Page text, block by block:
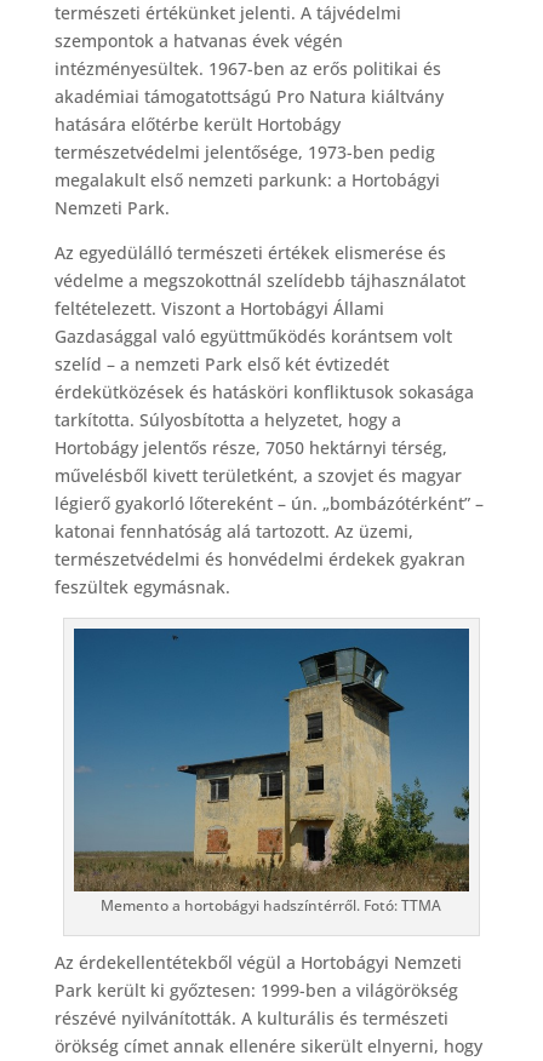
természeti értékünket jelenti. A tájvédelmi
szempontok a hatvanas évek végén
intézményesültek. 1967-ben az erős politikai és
akadémiai támogatottságú Pro Natura kiáltvány
hatására előtérbe került Hortobágy
természetvédelmi jelentősége, 1973-ben pedig
megalakult első nemzeti parkunk: a Hortobágyi
Nemzeti Park.
Az egyedülálló természeti értékek elismerése és
védelme a megszokottnál szelídebb tájhasználatot
feltételezett. Viszont a Hortobágyi Állami
Gazdasággal való együttműködés korántsem volt
szelíd – a nemzeti Park első két évtizedét
érdekütközések és hatásköri konfliktusok sokasága
tarkította. Súlyosbította a helyzetet, hogy a
Hortobágy jelentős része, 7050 hektárnyi térség,
művelésből kivett területként, a szovjet és magyar
légierő gyakorló lőtereként – ún. „bombázótérként” –
katonai fennhatóság alá tartozott. Az üzemi,
természetvédelmi és honvédelmi érdekek gyakran
feszültek egymásnak.
Memento a hortobágyi hadszíntérről. Fotó: TTMA
Az érdekellentétekből végül a Hortobágyi Nemzeti
Park került ki győztesen: 1999-ben a világörökség
részévé nyilvánították. A kulturális és természeti
örökség címet annak ellenére sikerült elnyerni, hogy